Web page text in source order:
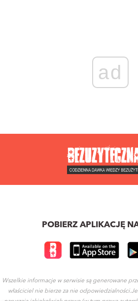
ad
POBIERZ APLIKACJĘ
Wszelkie informacje w serwisie są generowane
właściciel nie bierze za nie